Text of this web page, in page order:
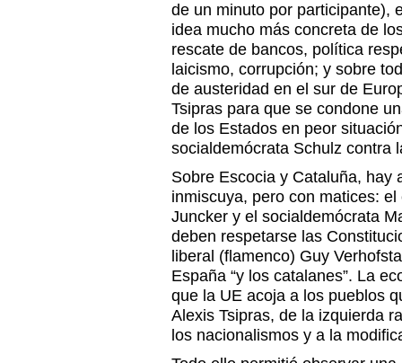
de un minuto por participante),
idea mucho más concreta de
rescate de bancos, política
laicismo, corrupción; y sobre
de austeridad en el sur de
Tsipras para que se condone
de los Estados en peor
socialdemócrata Schulz contra
Sobre Escocia y Cataluña, hay
inmiscuya, pero con matices:
Juncker y el socialdemócrata
deben respetarse las
liberal (flamenco) Guy
España “y los catalanes”. La
que la UE acoja a los pueblos
Alexis Tsipras, de la izquierda
los nacionalismos y a la